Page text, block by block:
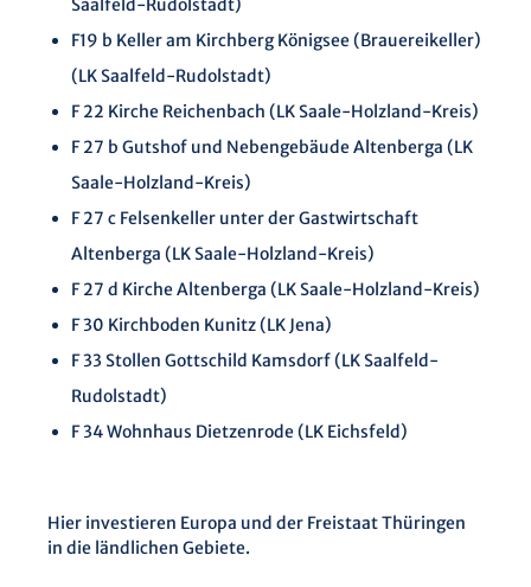
Saalfeld-Rudolstadt)
F19 b Keller am Kirchberg Königsee (Brauereikeller)
(LK Saalfeld-Rudolstadt)
F 22 Kirche Reichenbach (LK Saale-Holzland-Kreis)
F 27 b Gutshof und Nebengebäude Altenberga (LK
Saale-Holzland-Kreis)
F 27 c Felsenkeller unter der Gastwirtschaft
Altenberga (LK Saale-Holzland-Kreis)
F 27 d Kirche Altenberga (LK Saale-Holzland-Kreis)
F 30 Kirchboden Kunitz (LK Jena)
F 33 Stollen Gottschild Kamsdorf (LK Saalfeld-
Rudolstadt)
F 34 Wohnhaus Dietzenrode (LK Eichsfeld)
Hier investieren Europa und der Freistaat Thüringen
in die ländlichen Gebiete.